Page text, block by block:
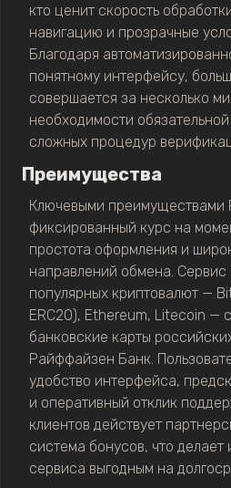
кто ценит скорость
навигацию и прозрачные
Благодаря
понятному интерфейсу,
совершается за несколько
необходимости
сложных процедур
Преимущества
Ключевыми преимуществами
фиксированный курс на
простота оформления и
направлений обмена.
популярных криптовалют —
ERC20), Ethereum, Litecoin —
банковские карты
Райффайзен Банк.
удобство интерфейса,
и оперативный отклик
клиентов действует
система бонусов, что делает
сервиса выгодным на